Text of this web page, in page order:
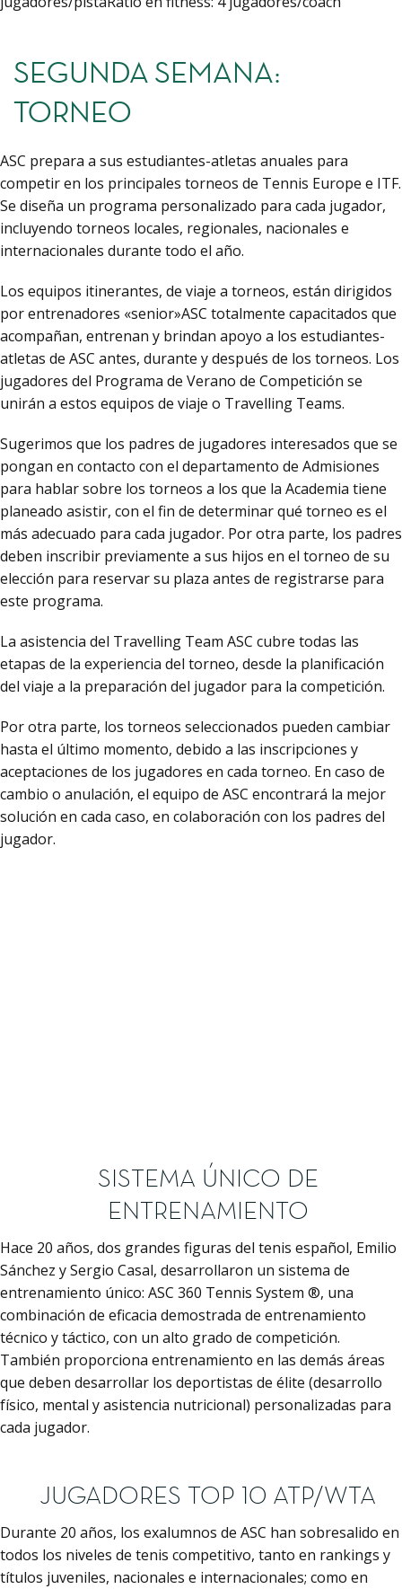
SEGUNDA SEMANA:
TORNEO
ASC prepara a sus estudiantes-atletas anuales para
competir en los principales torneos de Tennis Europe e ITF.
Se diseña un programa personalizado para cada jugador,
incluyendo torneos locales, regionales, nacionales e
internacionales durante todo el año.
Los equipos itinerantes, de viaje a torneos, están dirigidos
por entrenadores «senior»ASC totalmente capacitados que
acompañan, entrenan y brindan apoyo a los estudiantes-
atletas de ASC antes, durante y después de los torneos. Los
jugadores del Programa de Verano de Competición se
unirán a estos equipos de viaje o Travelling Teams.
Sugerimos que los padres de jugadores interesados que se
pongan en contacto con el departamento de Admisiones
para hablar sobre los torneos a los que la Academia tiene
planeado asistir, con el fin de determinar qué torneo es el
más adecuado para cada jugador. Por otra parte, los padres
deben inscribir previamente a sus hijos en el torneo de su
elección para reservar su plaza antes de registrarse para
este programa.
La asistencia del Travelling Team ASC cubre todas las
etapas de la experiencia del torneo, desde la planificación
del viaje a la preparación del jugador para la competición.
Por otra parte, los torneos seleccionados pueden cambiar
hasta el último momento, debido a las inscripciones y
aceptaciones de los jugadores en cada torneo. En caso de
cambio o anulación, el equipo de ASC encontrará la mejor
solución en cada caso, en colaboración con los padres del
jugador.
SISTEMA ÚNICO DE
ENTRENAMIENTO
Hace 20 años, dos grandes figuras del tenis español, Emilio
Sánchez y Sergio Casal, desarrollaron un sistema de
entrenamiento único: ASC 360 Tennis System ®, una
combinación de eficacia demostrada de entrenamiento
técnico y táctico, con un alto grado de competición.
También proporciona entrenamiento en las demás áreas
que deben desarrollar los deportistas de élite (desarrollo
físico, mental y asistencia nutricional) personalizadas para
cada jugador.
JUGADORES TOP 10 ATP/WTA
Durante 20 años, los exalumnos de ASC han sobresalido en
todos los niveles de tenis competitivo, tanto en rankings y
títulos juveniles, nacionales e internacionales; como en